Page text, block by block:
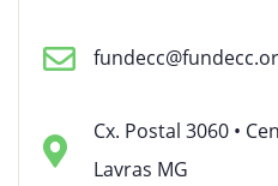
Cx. Postal 3060 •
Lavras MG